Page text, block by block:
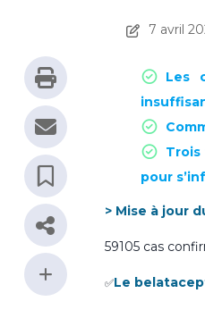
7 avril
Les
pour
> Mise à jour
59105 cas
✅Le